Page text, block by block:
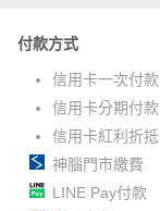
付款方式
信用卡一次付款
信用卡分期付款
信用卡紅利折抵
神腦門市繳費
LINE Pay付款